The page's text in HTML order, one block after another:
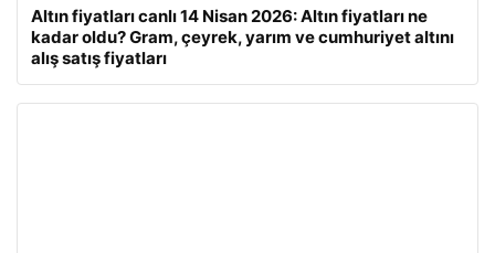
Altın fiyatları canlı 14 Nisan 2026: Altın fiyatları ne
kadar oldu? Gram, çeyrek, yarım ve cumhuriyet altını
alış satış fiyatları